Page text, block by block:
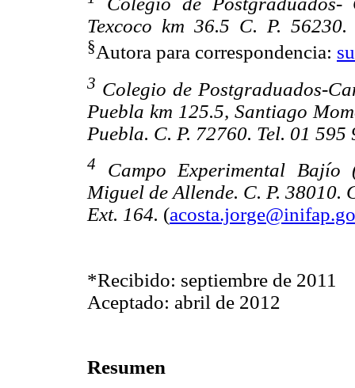
Texcoco km 36.5 C. P.
§Autora para correspondencia:
3 Colegio de Postgraduados-
Puebla km 125.5, Santiago
Puebla. C. P. 72760. Tel. 01
4
Campo Experimental Bajío
Miguel de Allende. C. P. 38010.
Ext. 164. (
*Recibido: septiembre de 2011
Aceptado: abril de 2012
Resumen